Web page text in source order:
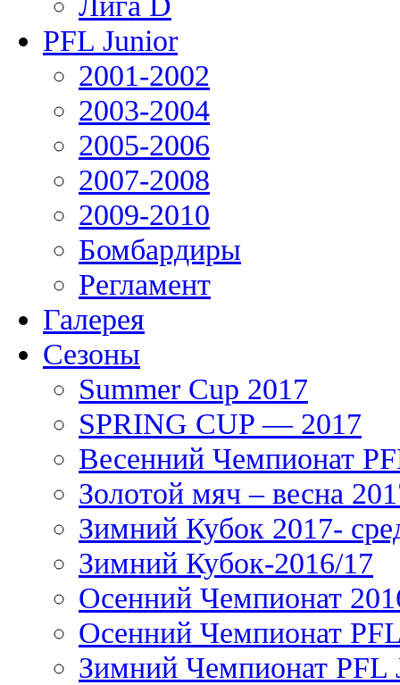
PFL Junior
2001-2002
2003-2004
2005-2006
2007-2008
2009-2010
Бомбардиры
Регламент
Галерея
Сезоны
Summer Cup 2017
SPRING CUP — 2017
Весенний Чемпионат
Золотой мяч – весна
Зимний Кубок 2017-
Зимний Кубок-2016/17
Осенний Чемпионат
Осенний Чемпионат
Зимний Чемпионат PFL